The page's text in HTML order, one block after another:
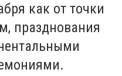
как от точки
празднования